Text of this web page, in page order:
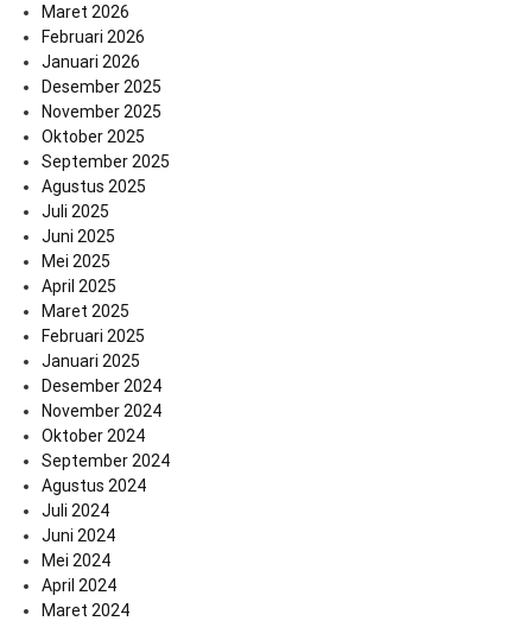
Maret 2026
Februari 2026
Januari 2026
Desember 2025
November 2025
Oktober 2025
September 2025
Agustus 2025
Juli 2025
Juni 2025
Mei 2025
April 2025
Maret 2025
Februari 2025
Januari 2025
Desember 2024
November 2024
Oktober 2024
September 2024
Agustus 2024
Juli 2024
Juni 2024
Mei 2024
April 2024
Maret 2024